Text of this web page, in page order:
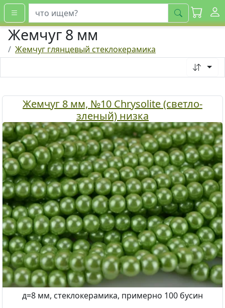
искать
Жемчуг 8 мм
Жемчуг глянцевый стеклокерамика
Жемчуг 8 мм, №10 Chrysolite (светло-
зленый) низка
д=8 мм, стеклокерамика, примерно 100 бусин